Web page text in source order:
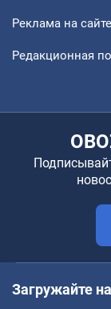
Реклама на сайте
Редакционная
Загружайте